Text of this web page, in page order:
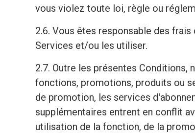
vous violez toute loi, règle ou
2.6. Vous êtes responsable des
Services et/ou les utiliser.
2.7. Outre les présentes
fonctions, promotions, produits ou
de promotion, les services
supplémentaires entrent en conflit
utilisation de la fonction, de la